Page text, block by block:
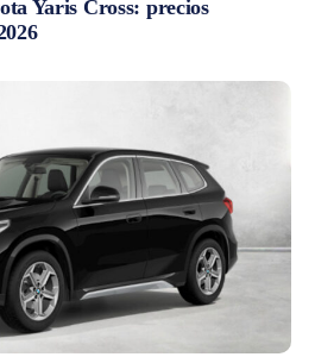
Yaris Cross: precios